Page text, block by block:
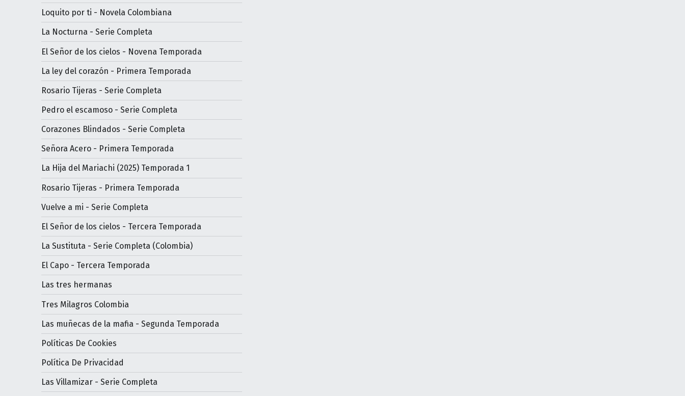
Loquito por ti - Novela Colombiana
La Nocturna - Serie Completa
El Señor de los cielos - Novena Temporada
La ley del corazón - Primera Temporada
Rosario Tijeras - Serie Completa
Pedro el escamoso - Serie Completa
Corazones Blindados - Serie Completa
Señora Acero - Primera Temporada
La Hija del Mariachi (2025) Temporada 1
Rosario Tijeras - Primera Temporada
Vuelve a mi - Serie Completa
El Señor de los cielos - Tercera Temporada
La Sustituta - Serie Completa (Colombia)
El Capo - Tercera Temporada
Las tres hermanas
Tres Milagros Colombia
Las muñecas de la mafia - Segunda Temporada
Políticas De Cookies
Política De Privacidad
Las Villamizar - Serie Completa